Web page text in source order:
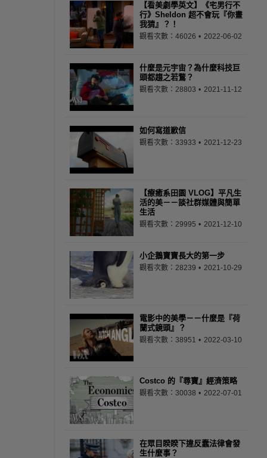
【看美劇學英文】《宅男行不
行》Sheldon 超不會玩『你畫
我猜』？！
觀看次數：46026 2022-06-02
什麼是元宇宙？為什麼科技巨
頭都趨之若鶩？
觀看次數：28803 2021-11-12
如何寫道歉信
觀看次數：33933 2021-12-23
【療癒系田園 VLOG】平凡生
活的美－－談社群媒體與簡單
生活
觀看次數：29995 2021-12-10
小企鵝寶寶長大的第一步
觀看次數：28239 2021-10-29
電影中的美學－－什麼是『荷
蘭式鏡頭』？
觀看次數：38951 2022-03-10
Costco 的『尋寶』經濟策略
觀看次數：30038 2022-07-01
在眾目睽睽下違反蠢法律會發
生什麼事？